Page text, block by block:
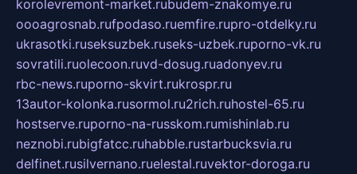
korolevremont-market.rubudem-znakomye.ru
oooagrosnab.rufpodaso.ruemfire.rupro-otdelky.ru
ukrasotki.ruseksuzbek.ruseks-uzbek.ruporno-vk.ru
sovratili.ruolecoon.ruvd-dosug.ruadonyev.ru
rbc-news.ruporno-skvirt.rukrospr.ru
13autor-kolonka.rusormol.ru2rich.ruhostel-65.ru
hostserve.ruporno-na-russkom.rumishinlab.ru
neznobi.rubigfatcc.ruhabble.rustarbucksvia.ru
delfinet.rusilvernano.ruelestal.ruvektor-doroga.ru